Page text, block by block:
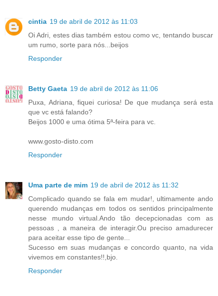
cintia 19 de abril de 2012 às 11:03
Oi Adri, estes dias também estou como vc, tentando buscar
um rumo, sorte para nós...beijos
Responder
Betty Gaeta 19 de abril de 2012 às 11:06
Puxa, Adriana, fiquei curiosa! De que mudança será esta
que vc está falando?
Beijos 1000 e uma ótima 5ª-feira para vc.
www.gosto-disto.com
Responder
Uma parte de mim 19 de abril de 2012 às 11:32
Complicado quando se fala em mudar!, ultimamente ando
querendo mudanças em todos os sentidos principalmente
nesse mundo virtual.Ando tão decepcionadas com as
pessoas , a maneira de interagir.Ou preciso amadurecer
para aceitar esse tipo de gente...
Sucesso em suas mudanças e concordo quanto, na vida
vivemos em constantes!!,bjo.
Responder